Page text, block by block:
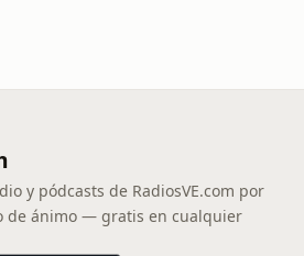
y pódcasts de RadiosVE.com por
de ánimo — gratis en cualquier